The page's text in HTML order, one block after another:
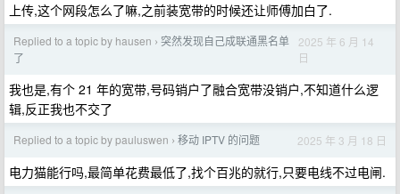
上传,这个网段怎么了嘛,之前装宽带的时候还让师傅加白了.
Replied to a topic by hausen › 突然发现自己成联通黑名单
了
2025 年 6 月 14
日
我也是,有个 21 年的宽带,号码销户了融合宽带没销户,不知道什么逻
辑,反正我也不交了
Replied to a topic by pauluswen › 移动 IPTV 的问题 2025 年 3 月 18 日
电力猫能行吗,最简单花费最低了,找个百兆的就行,只要电线不过电闸.